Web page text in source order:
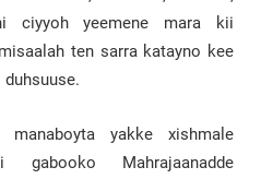
ciyyoh yeemene mara kii
ten sarra katayno kee
manaboyta yakke xishmale
Mahrajaanadde